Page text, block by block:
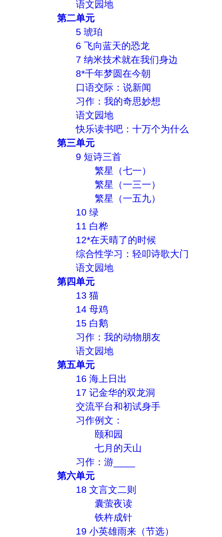
语文园地
第二单元
5 琥珀
6 飞向蓝天的恐龙
7 纳米技术就在我们身边
8*千年梦圆在今朝
口语交际：说新闻
习作：我的奇思妙想
语文园地
快乐读书吧：十万个为什么
第三单元
9 短诗三首
繁星（七一）
繁星（一三一）
繁星（一五九）
10 绿
11 白桦
12*在天晴了的时候
综合性学习：轻叩诗歌大门
语文园地
第四单元
13 猫
14 母鸡
15 白鹅
习作：我的动物朋友
语文园地
第五单元
16 海上日出
17 记金华的双龙洞
交流平台和初试身手
习作例文：
颐和园
七月的天山
习作：游____
第六单元
18 文言文二则
囊萤夜读
铁杵成针
19 小英雄雨来（节选）